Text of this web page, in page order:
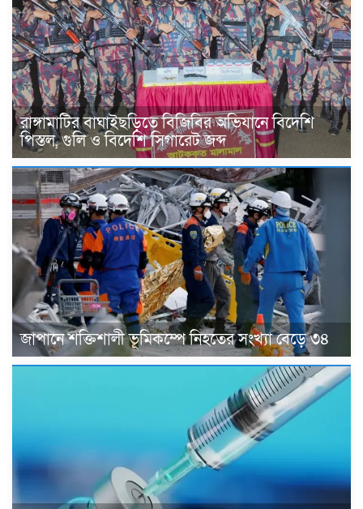
রাঙ্গামাটির বাঘাইছড়িতে বিজিবির অভিযানে বিদেশি
পিস্তল, গুলি ও বিদেশি সিগারেট জব্দ
জাপানে শক্তিশালী ভূমিকম্পে নিহতের সংখ্যা বেড়ে ৩৪